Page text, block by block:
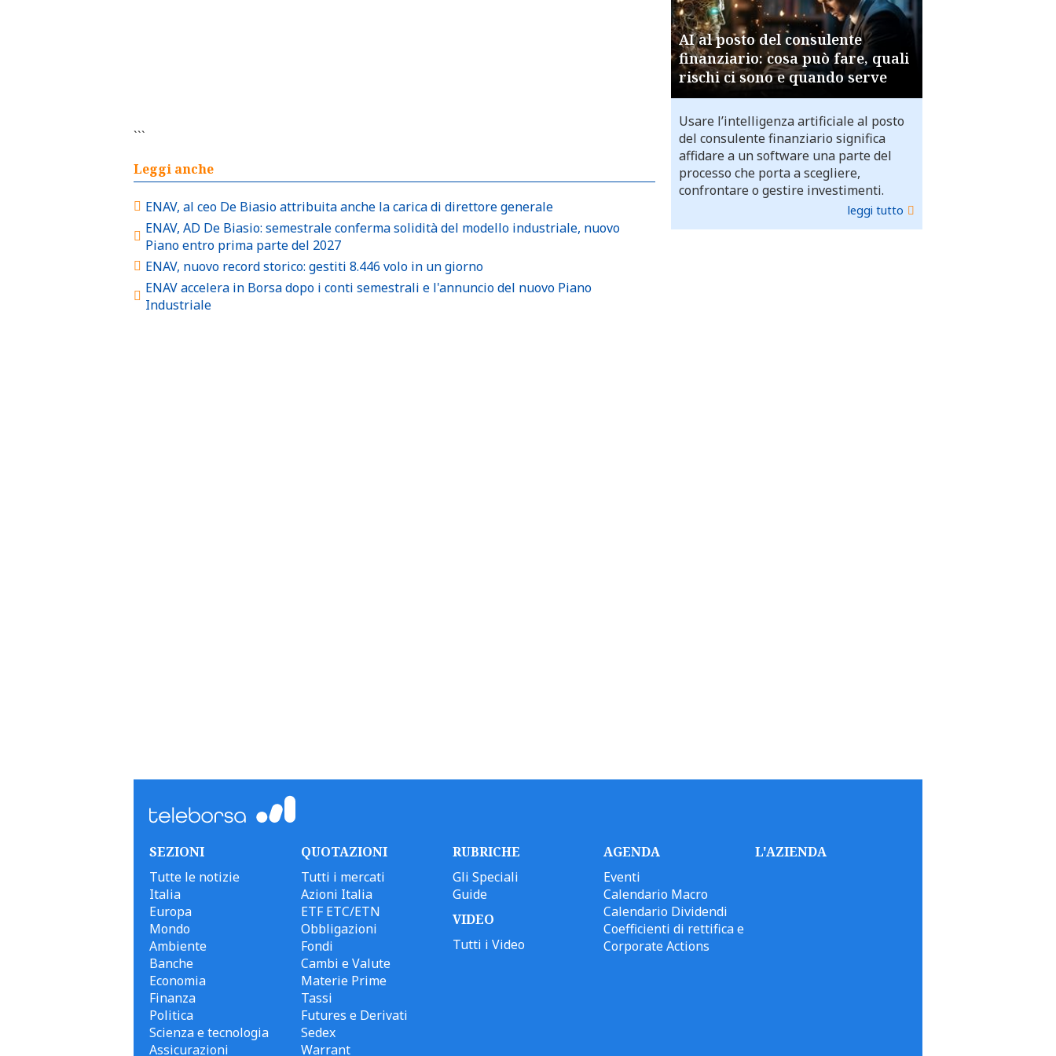
```
Leggi anche
ENAV, al ceo De Biasio attribuita anche la carica di direttore generale
ENAV, AD De Biasio: semestrale conferma solidità del modello industriale, nuovo
Piano entro prima parte del 2027
ENAV, nuovo record storico: gestiti 8.446 volo in un giorno
ENAV accelera in Borsa dopo i conti semestrali e l'annuncio del nuovo Piano
Industriale
AI al posto del consulente
finanziario: cosa può fare, quali
rischi ci sono e quando serve
Usare l’intelligenza artificiale al posto
del consulente finanziario significa
affidare a un software una parte del
processo che porta a scegliere,
confrontare o gestire investimenti.
leggi tutto
SEZIONI
Tutte le notizie
Italia
Europa
Mondo
Ambiente
Banche
Economia
Finanza
Politica
Scienza e tecnologia
Assicurazioni
QUOTAZIONI
Tutti i mercati
Azioni Italia
ETF ETC/ETN
Obbligazioni
Fondi
Cambi e Valute
Materie Prime
Tassi
Futures e Derivati
Sedex
Warrant
RUBRICHE
Gli Speciali
Guide
VIDEO
Tutti i Video
AGENDA
Eventi
Calendario Macro
Calendario Dividendi
Coefficienti di rettifica e
Corporate Actions
L'AZIENDA